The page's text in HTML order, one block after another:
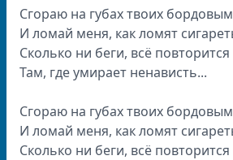
Сгораю на губах твоих
И ломай меня, как ломят
Сколько ни беги, всё
Там, где умирает ненависть...
Сгораю на губах твоих
И ломай меня, как ломят
Сколько ни беги, всё